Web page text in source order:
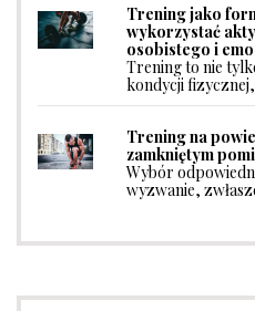
Trening jako
wykorzystać
osobistego i
Trening to nie
kondycji
Trening na
zamkniętym
Wybór
wyzwanie,